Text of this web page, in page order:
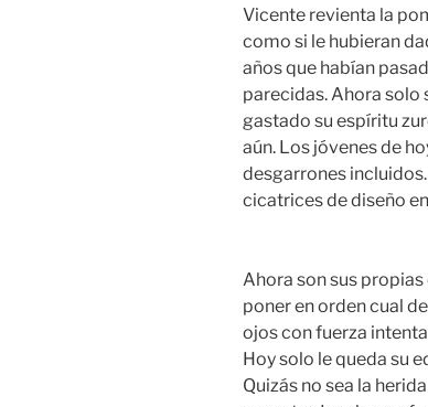
Vicente revienta la
como si le hubieran
años que habían
parecidas. Ahora solo
gastado su espíritu
aún. Los jóvenes de
desgarrones
cicatrices de diseño
Ahora son sus
poner en orden cual
ojos con fuerza
Hoy solo le queda su
Quizás no sea la